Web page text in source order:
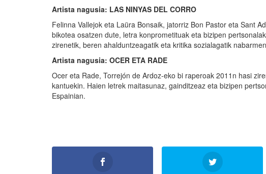
Artista nagusia: LAS NINYAS DEL CORRO
Felinna Vallejok eta Laüra Bonsaik, jatorriz Bon Pastor eta Sant
bikotea osatzen dute, letra konprometituak eta bizipen
zirenetik, beren ahalduntzeagatik eta kritika sozialagatik
Artista nagusia: OCER ETA RADE
Ocer eta Rade, Torrejón de Ardoz-eko bi raperoak 2011n hasi
kantuekin. Haien letrek maitasunaz, gainditzeaz eta bizipen
Espainian.